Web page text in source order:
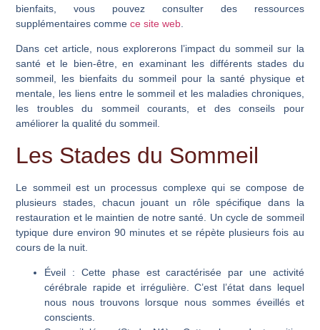
bienfaits, vous pouvez consulter des ressources
supplémentaires commece site web
Dans cet article, nous explorerons l’impact du sommeil sur la
santé et le bien-être, en examinant les différents stades du
sommeil, les bienfaits du sommeil pour la santé physique et
mentale, les liens entre le sommeil et les maladies chroniques,
les troubles du sommeil courants, et des conseils pour
améliorer la qualité du sommeil.
Les Stades du Sommeil
Le sommeil est un processus complexe qui se compose de
plusieurs stades, chacun jouant un rôle spécifique dans la
restauration et le maintien de notre santé. Un cycle de sommeil
typique dure environ 90 minutes et se répète plusieurs fois au
cours de la nuit.
Éveil : Cette phase est caractérisée par une activité
cérébrale rapide et irrégulière. C’est l’état dans lequel
nous nous trouvons lorsque nous sommes éveillés et
conscients.